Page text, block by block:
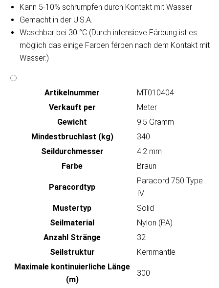
Kann 5-10% schrumpfen durch Kontakt mit Wasser
Gemacht in der U.S.A.
Waschbar bei 30 °C (Durch intensieve Färbung ist es
möglich das einige Farben fërben nach dem Kontakt mit
Wasser.)
Artikeln‌ummer
MT010404
Verkauft per
Meter
Gewicht
9.5 Gramm
Mindestbruchlast (kg)
340
Seildurchmesser
4.2 mm
Farbe
Braun
Paracordtyp
Paracord 750 Type
IV
Mustertyp
Solid
Seilmaterial
Nylon (PA)
Anzahl Stränge
32
Seilstruktur
Kernmantle
Maximale kontinuierliche Länge
(m)
300